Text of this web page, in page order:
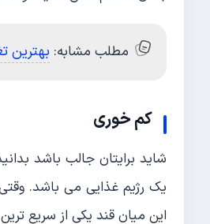
مطلب مشابه: بهترین
کم خوری
شاید برایتان جالب باشد
یک رژیم غذایی می باشد.
این میان قند یکی از سریع